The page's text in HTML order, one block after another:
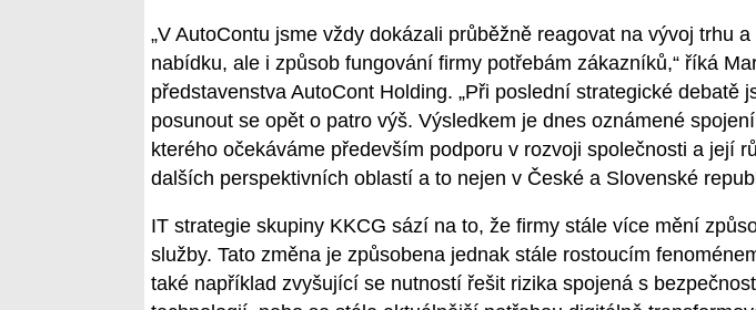
„V AutoContu jsme vždy dokázali průběžně reagovat na vývoj trhu
nabídku, ale i způsob fungování firmy potřebám zákazníků,“ říká
představenstva AutoCont Holding. „Při poslední strategické debatě
posunout se opět o patro výš. Výsledkem je dnes oznámené
kterého očekáváme především podporu v rozvoji společnosti a její
dalších perspektivních oblastí a to nejen v České a Slovenské
IT strategie skupiny KKCG sází na to, že firmy stále více mění
služby. Tato změna je způsobena jednak stále rostoucím
také například zvyšující se nutností řešit rizika spojená s